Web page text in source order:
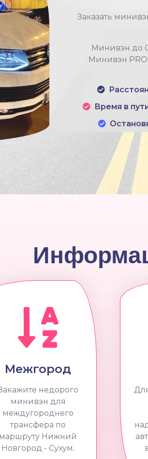
Заказать
Минивэн до
Минивэн
Время в
Межгород
недорого
минивэн для
междугороднего
трансфера по
Нижний
Новгород - Сухум.